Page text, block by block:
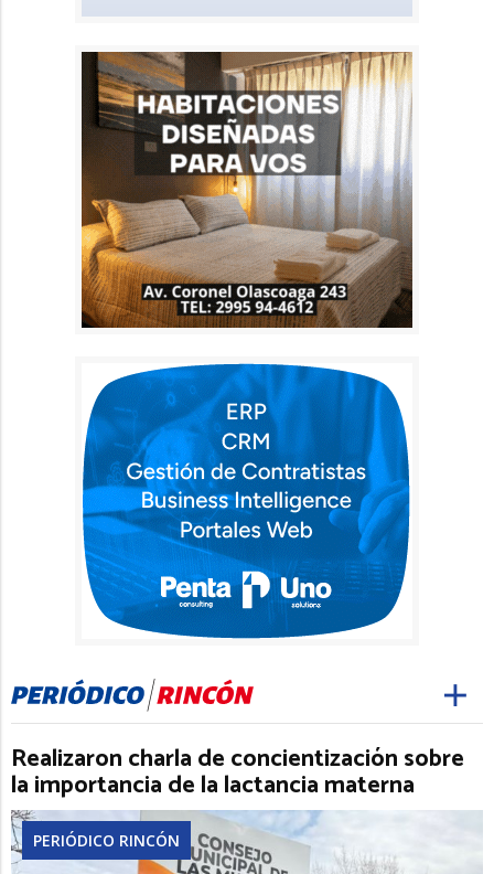
Realizaron charla de concientización sobre
la importancia de la lactancia materna
PERIÓDICO RINCÓN